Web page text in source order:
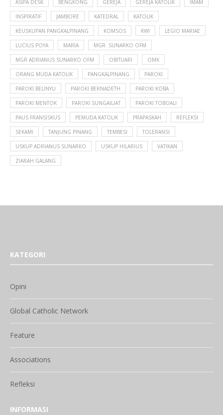
ASIPA DESK BENGKONG GEREJA GEREJA KATOLIK IMAM
INSPIRATIF JAMBORE KATEDRAL KATOLIK
KEUSKUPAN PANGKALPINANG KOMSOS KWI LEGIO MARIAE
LUCIUS POYA MARIA MGR. SUNARKO OFM
MGR ADRIANUS SUNARKO OFM OBITUARI OMK
ORANG MUDA KATOLIK PANGKALPINANG PAROKI
PAROKI BELINYU PAROKI BERNADETH PAROKI KOBA
PAROKI MENTOK PAROKI SUNGAILIAT PAROKI TOBOALI
PAUS FRANSISKUS PEMUDA KATOLIK PRAPASKAH REFLEKSI
SEKAMI TANJUNG PINANG TEMBESI TOLERANSI
USKUP ADRIANUS SUNARKO USKUP HILARIUS VATIKAN
ZIARAH GALANG
KATEGORI
Opini
Global Catholic Network
Feature
Associations
Refleksi
INFORMASI